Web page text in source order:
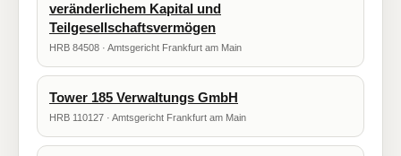
veränderlichem Kapital und
Teilgesellschaftsvermögen
HRB 84508 · Amtsgericht Frankfurt am Main
Tower 185 Verwaltungs GmbH
HRB 110127 · Amtsgericht Frankfurt am Main